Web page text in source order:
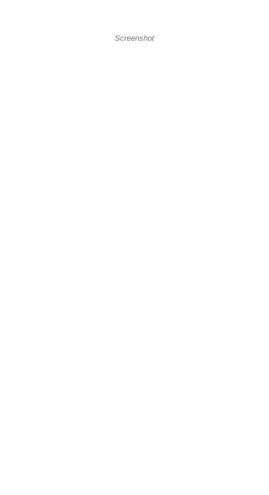
Screenshot